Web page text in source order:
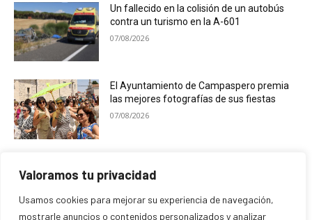
Valoramos tu privacidad
Usamos cookies para mejorar su experiencia de navegación,
mostrarle anuncios o contenidos personalizados y analizar
Un fallecido en la colisión de un autobús
contra un turismo en la A-601
07/08/2026
El Ayuntamiento de Campaspero premia
las mejores fotografías de sus fiestas
07/08/2026
las Veladas de San Francisco